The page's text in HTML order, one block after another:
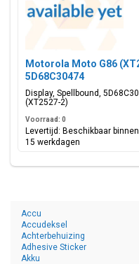
Motorola Moto G86
5D68C30474
Display, Spellbound,
(XT2527-2)
Voorraad: 0
Levertijd: Beschikbaar
15 werkdagen
Accu
Accudeksel
Achterbehuizing
Adhesive Sticker
Akku